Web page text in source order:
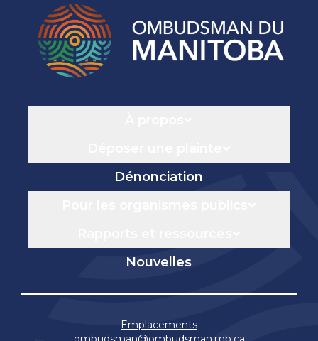
Dénonciation
Nouvelles
Emplacements